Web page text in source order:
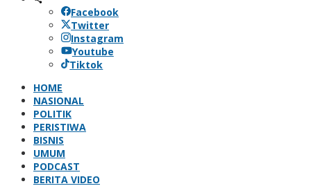
Facebook
Twitter
Instagram
Youtube
Tiktok
HOME
NASIONAL
POLITIK
PERISTIWA
BISNIS
UMUM
PODCAST
BERITA VIDEO